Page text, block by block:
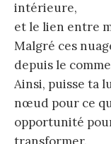
intérieure,
et le lien entre
Malgré ces
depuis le
Ainsi, puisse ta
nœud pour ce
opportunité
transformer.